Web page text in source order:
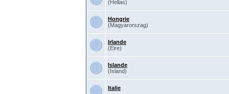
(Hellas)
Hongrie
(Magyarorszag)
Irlande
(Eire)
Islande
(Island)
Italie